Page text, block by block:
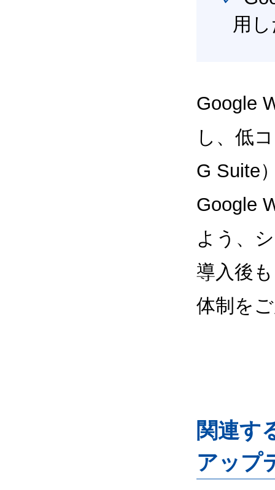
用
Google
し、低
G Suite
Google
よう、
導入後
体制を
関連す
アップ